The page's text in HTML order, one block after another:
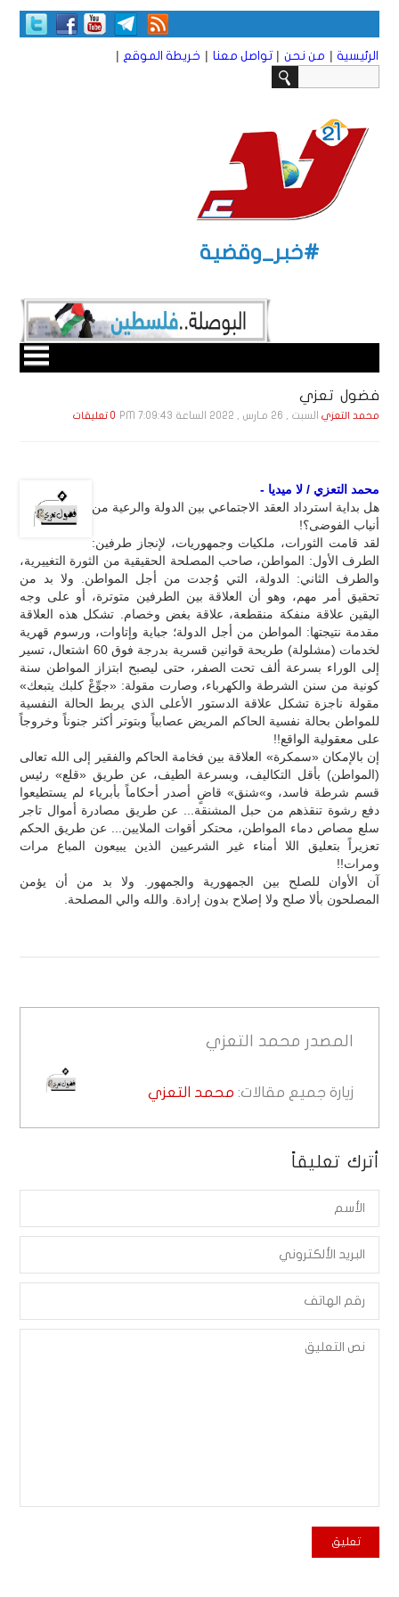
الرئيسية | من نحن | تواصل معنا | خريطة الموقع |
#خبر_وقضية
فضول تعزي
محمد التعزي السبت , 26 مـارس , 2022 الساعة 7:09:43 PM 0 تعليقات
محمد التعزي / لا ميديا -
هل بداية استرداد العقد الاجتماعي بين الدولة والرعية من
أنياب الفوضى؟!
لقد قامت الثورات، ملكيات وجمهوريات، لإنجاز طرفين:
الطرف الأول: المواطن، صاحب المصلحة الحقيقية من الثورة التغييرية،
والطرف الثاني: الدولة، التي وُجدت من أجل المواطن. ولا بد من
تحقيق أمر مهم، وهو أن العلاقة بين الطرفين متوترة، أو على وجه
اليقين علاقة منفكة منقطعة، علاقة بغض وخصام. تشكل هذه العلاقة
مقدمة نتيجتها: المواطن من أجل الدولة؛ جباية وإتاوات، ورسوم قهرية
لخدمات (مشلولة) طريحة قوانين قسرية بدرجة فوق 60 اشتعال، تسير
إلى الوراء بسرعة ألف تحت الصفر، حتى ليصبح ابتزاز المواطن سنة
كونية من سنن الشرطة والكهرباء، وصارت مقولة: «جوِّعْ كلبك يتبعك»
مقولة ناجزة تشكل علاقة الدستور الأعلى الذي يربط الحالة النفسية
للمواطن بحالة نفسية الحاكم المريض عصابياً وبتوتر أكثر جنوناً وخروجاً
على معقولية الواقع!!
إن بالإمكان «سمكرة» العلاقة بين فخامة الحاكم والفقير إلى الله تعالى
(المواطن) بأقل التكاليف، وبسرعة الطيف، عن طريق «قلع» رئيس
قسم شرطة فاسد، و»شنق» قاضٍ أصدر أحكاماً بأبرياء لم يستطيعوا
دفع رشوة تنقذهم من حبل المشنقة... عن طريق مصادرة أموال تاجر
سلع مصاص دماء المواطن، محتكر أقوات الملايين... عن طريق الحكم
تعزيراً بتعليق اللا أمناء غير الشرعيين الذين يبيعون المباع مرات
ومرات!!
آن الأوان للصلح بين الجمهورية والجمهور. ولا بد من أن يؤمن
المصلحون بألا صلح ولا إصلاح بدون إرادة. والله والي المصلحة.
المصدر محمد التعزي
زيارة جميع مقالات: محمد التعزي
أترك تعليقاً